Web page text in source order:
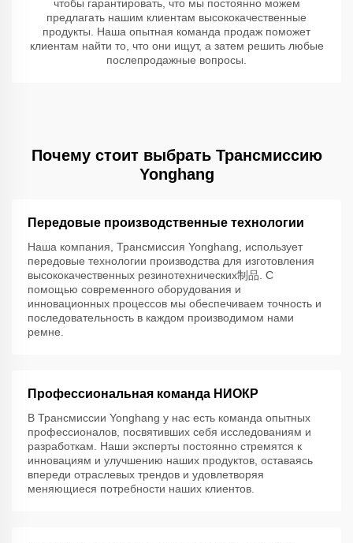
чтобы гарантировать, что мы постоянно можем
предлагать нашим клиентам высококачественные
продукты. Наша опытная команда продаж поможет
клиентам найти то, что они ищут, а затем решить любые
послепродажные вопросы.
Почему стоит выбрать Трансмиссию
Yonghang
Передовые производственные технологии
Наша компания, Трансмиссия Yonghang, использует
передовые технологии производства для изготовления
высококачественных резинотехнических制品. С
помощью современного оборудования и
инновационных процессов мы обеспечиваем точность и
последовательность в каждом производимом нами
ремне.
Профессиональная команда НИОКР
В Трансмиссии Yonghang у нас есть команда опытных
профессионалов, посвятивших себя исследованиям и
разработкам. Наши эксперты постоянно стремятся к
инновациям и улучшению наших продуктов, оставаясь
впереди отраслевых трендов и удовлетворяя
меняющиеся потребности наших клиентов.